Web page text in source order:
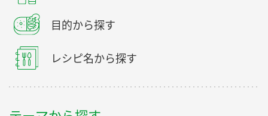
目的から探す
レシピ名から探す